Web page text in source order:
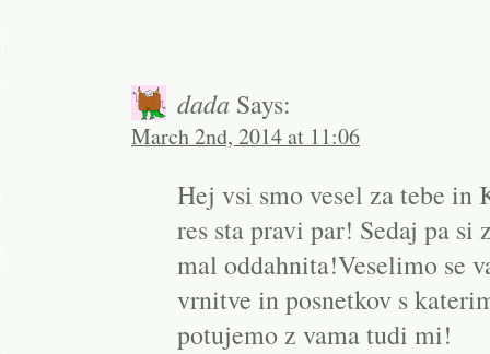
dada Says:
March 2nd, 2014 at 11:06
Hej vsi smo vesel za tebe in
res sta pravi par! Sedaj pa si
mal oddahnita!Veselimo se
vrnitve in posnetkov s
potujemo z vama tudi mi!